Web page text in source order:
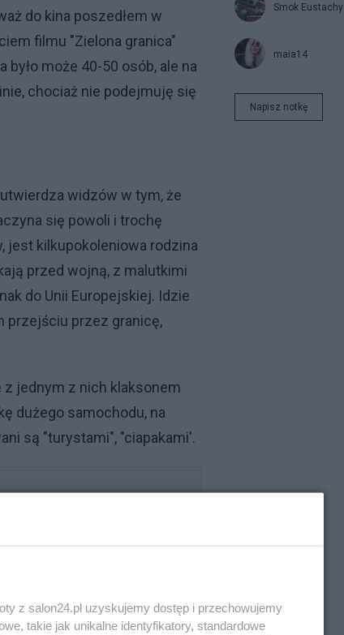
do kina poszedłem w
filmu "Zielona granica"
było może 40-50 osób, ale na
chociaż nie podejmuję się
widzów w tym, że
się powoli i trochę
jest kilkupokoleniowa rodzina
przed wojną, z malutkimi
do Unii Europejskiej. Idzie
przejściu przez granicę,
jednym z nich klaksonem
dużego samochodu, na
są "turystami", "ciapakami'.
się w temat
Smok Eustachy
maia14
Napisz notkę
z salon24.pl uzyskujemy dostęp i przechowujemy
takie jak unikalne identyfikatory, standardowe